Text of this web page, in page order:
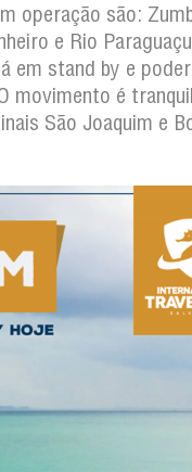
operação são:
e Rio
em stand by e
movimento é
São Joaquim e